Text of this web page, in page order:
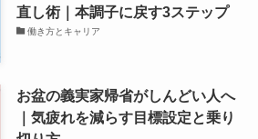
直し術｜本調子に戻す3ステップ
働き方とキャリア
お盆の義実家帰省がしんどい人へ
｜気疲れを減らす目標設定と乗り